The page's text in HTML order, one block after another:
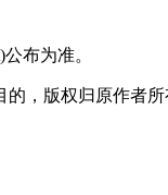
布为准。
，版权归原作者